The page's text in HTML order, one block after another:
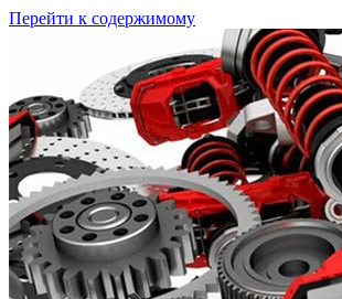
Перейти к содержимому